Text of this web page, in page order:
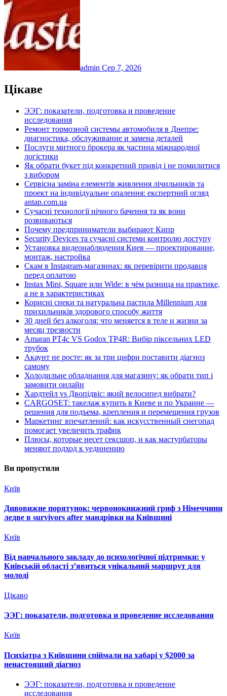
admin Сер 7, 2026
Цікаве
ЭЭГ: показатели, подготовка и проведение
исследования
Ремонт тормозной системы автомобиля в Днепре:
диагностика, обслуживание и замена деталей
Послуги митного брокера як частина міжнародної
логістики
Як обрати букет під конкретний привід і не помилитися
з вибором
Сервісна заміна елементів живлення лічильників та
проект на індивідуальне опалення: експертний огляд
antap.com.ua
Сучасні технології нічного бачення та як вони
розвиваються
Почему предприниматели выбирают Кипр
Security Devices та сучасні системи контролю доступу
Установка видеонаблюдения Киев — проектирование,
монтаж, настройка
Скам в Instagram-магазинах: як перевірити продавця
перед оплатою
Instax Mini, Square или Wide: в чём разница на практике,
а не в характеристиках
Корисні снеки та натуральна пастила Millennium для
прихильників здорового способу життя
30 дней без алкоголя: что меняется в теле и жизни за
месяц трезвости
Amaran PT4c VS Godox TP4R: Вибір піксельних LED
трубок
Акаунт не росте: як за три цифри поставити діагноз
самому
Холодильне обладнання для магазину: як обрати тип і
замовити онлайн
Хардтейл vs Двопідвіс: який велосипед вибрати?
CARGOSET: такелаж купить в Киеве и по Украине —
решения для подъема, крепления и перемещения грузов
Маркетинг впечатлений: как искусственный снегопад
помогает увеличить трафик
Плюсы, которые несет сексшоп, и как мастурбаторы
меняют подход к уединению
Ви пропустили
Київ
Дивовижне порятунок: червонокнижний гриф з Німеччини
ледве в survivors after мандрівки на Київщині
Київ
Від навчального закладу до психологічної підтримки: у
Київській області з’явиться унікальний маршрут для
молоді
Цікаво
ЭЭГ: показатели, подготовка и проведение исследования
Київ
Психіатра з Київщини спіймали на хабарі у $2000 за
ненастоящий діагноз
ЭЭГ: показатели, подготовка и проведение
исследования